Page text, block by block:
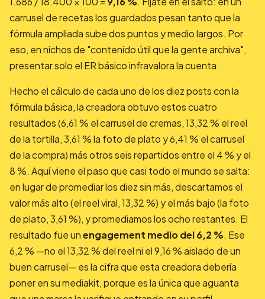
carrusel de recetas los guardados pesan tanto que la
fórmula ampliada sube dos puntos y medio largos. Por
eso, en nichos de "contenido útil que la gente archiva",
presentar solo el ER básico infravalora la cuenta.
Hecho el cálculo de cada uno de los diez posts con la
fórmula básica, la creadora obtuvo estos cuatro
resultados (6,61 % el carrusel de cremas, 13,32 % el reel
de la tortilla, 3,61 % la foto de plato y 6,41 % el carrusel
de la compra) más otros seis repartidos entre el 4 % y el
8 %. Aquí viene el paso que casi todo el mundo se salta:
en lugar de promediar los diez sin más, descartamos el
valor más alto (el reel viral, 13,32 %) y el más bajo (la foto
de plato, 3,61 %), y promediamos los ocho restantes. El
resultado fue unengagement medio del 6,2 %. Ese
6,2 % —no el 13,32 % del reel ni el 9,16 % aislado de un
buen carrusel— es la cifra que esta creadora debería
poner en su mediakit, porque es la única que aguanta